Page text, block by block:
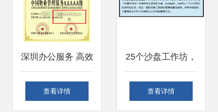
深圳办公服务 高效
解决方案引领未来
查看详情
25个沙盘工作坊，
深度解密亿级用户
查看详情